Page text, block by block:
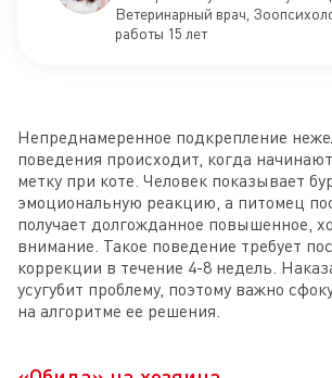
Ветеринарный врач,
работы 15 лет
Непреднамеренное подкрепление
поведения происходит, когда
метку при коте. Человек показывает
эмоциональную реакцию, а питомец
получает долгожданное повышенное,
внимание. Такое поведение требует
коррекции в течение 4-8 недель.
усугубит проблему, поэтому важно
на алгоритме ее решения.